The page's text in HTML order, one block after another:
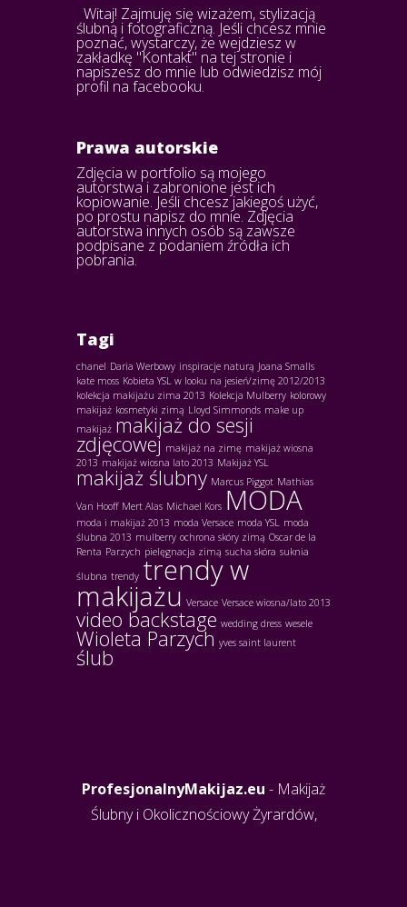
Witaj! Zajmuję się wizażem, stylizacją
ślubną i fotograficzną. Jeśli chcesz mnie
poznać, wystarczy, że wejdziesz w
zakładkę "Kontakt" na tej stronie i
napiszesz do mnie lub odwiedzisz mój
profil na facebooku.
Prawa autorskie
Zdjęcia w portfolio są mojego
autorstwa i zabronione jest ich
kopiowanie. Jeśli chcesz jakiegoś użyć,
po prostu napisz do mnie. Zdjęcia
autorstwa innych osób są zawsze
podpisane z podaniem źródła ich
pobrania.
Tagi
chanel Daria Werbowy inspiracje naturą Joana Smalls
kate moss Kobieta YSL w looku na jesień/zimę 2012/2013
kolekcja makijażu zima 2013 Kolekcja Mulberry kolorowy
makijaż kosmetyki zimą Lloyd Simmonds make up
makijaż makijaż do sesji
zdjęcowej makijaż na zimę makijaż wiosna
2013 makijaż wiosna lato 2013 Makijaż YSL
makijaż ślubny Marcus Piggot Mathias
Van Hooff Mert Alas Michael Kors MODA
moda i makijaż 2013 moda Versace moda YSL moda
ślubna 2013 mulberry ochrona skóry zimą Oscar de la
Renta Parzych pielęgnacja zimą sucha skóra suknia
ślubna trendy trendy w
makijażu Versace Versace wiosna/lato 2013
video backstage wedding dress wesele
Wioleta Parzych yves saint laurent
ślub
ProfesjonalnyMakijaz.eu - Makijaż
Ślubny i Okolicznościowy Żyrardów,